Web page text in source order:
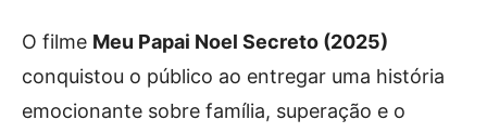
O filme Meu Papai Noel Secreto (2025)
conquistou o público ao entregar uma história
emocionante sobre família, superação e o